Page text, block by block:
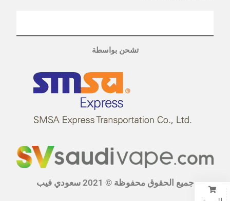
تشحن بواسطة
جميع الحقوق محفوظة © 2021 سعودي فيب